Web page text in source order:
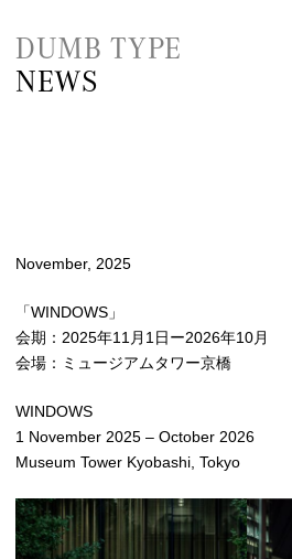
DUMB TYPE
NEWS
November, 2025
「WINDOWS」
会期：2025年11月1日ー2026年10月
会場：ミュージアムタワー京橋
WINDOWS
1 November 2025 – October 2026
Museum Tower Kyobashi, Tokyo